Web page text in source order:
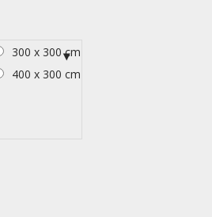
300 x 300 cm
400 x 300 cm